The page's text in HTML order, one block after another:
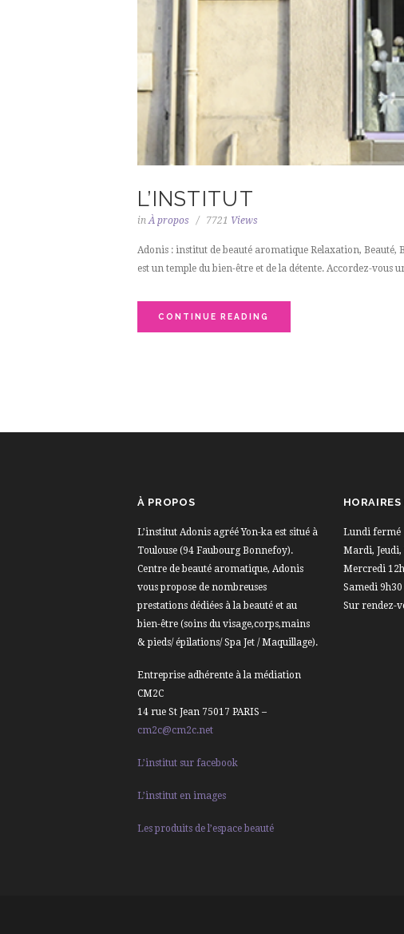
L’INSTITUT
inÀ propos 7721 Views
Adonis : institut de beauté aromatique Relaxation, Beauté,
est un temple du bien-être et de la détente. Accordez-vous
CONTINUE READING
À PROPOS
L’institut Adonis agréé Yon-ka est situé à
Toulouse (94 Faubourg Bonnefoy).
Centre de beauté aromatique, Adonis
vous propose de nombreuses
prestations dédiées à la beauté et au
bien-être (soins du visage,corps,mains
& pieds/ épilations/ Spa Jet / Maquillage).
Entreprise adhérente à la médiation
CM2C
14 rue St Jean 75017 PARIS –
cm2c@cm2c.net
L’institut sur facebook
L’institut en images
Les produits de l’espace beauté
HORAIRES
Lundi fermé
Mardi, Jeudi,
Mercredi
Samedi 9h30
Sur rendez-